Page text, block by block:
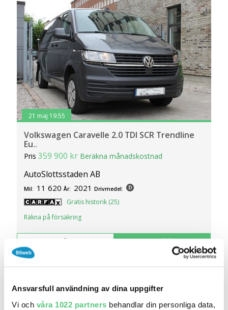
Ansvarsfull användning av dina uppgifter
Vi och våra 1022 partners behandlar din personliga data,
21 maj 19:55
Volkswagen Caravelle 2.0 TDI SCR Trendline
Eu..
Pris359 900 kr Beräkna månadskostnad
AutoSlottsstaden AB
Mil: 11 620 År: 2021 Drivmedel:
Gratis historik (25)
Räkna på försäkring
Jämför Se bil